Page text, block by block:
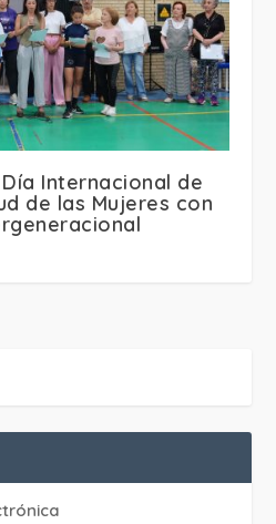
Internacional de
de las Mujeres con